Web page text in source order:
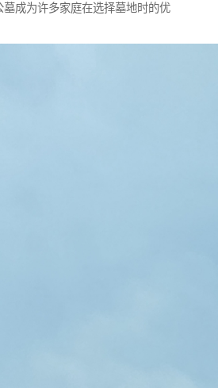
成为许多家庭在选择墓地时的优